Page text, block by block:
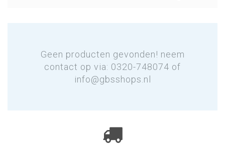
Geen producten gevonden! neem
contact op via: 0320-748074 of
info@gbsshops.nl